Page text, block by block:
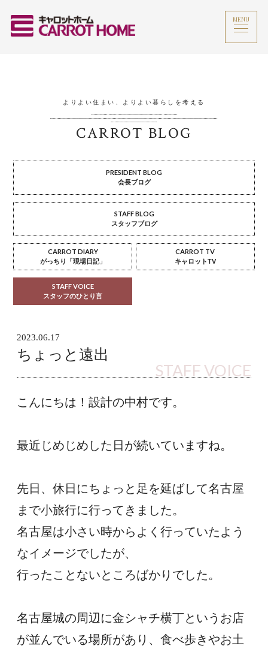
MENU
よりよい住まい、よりよい暮らしを考える
CARROT BLOG
PRESIDENT BLOG
会長ブログ
STAFF BLOG
スタッフブログ
CARROT DIARY
がっちり「現場日記」
CARROT TV
キャロットTV
STAFF VOICE
スタッフのひとり言
2023.06.17
ちょっと遠出
STAFF VOICE
こんにちは！設計の中村です。
最近じめじめした日が続いていますね。
先日、休日にちょっと足を延ばして名古屋
まで小旅行に行ってきました。
名古屋は小さい時からよく行っていたよう
なイメージでしたが、
行ったことないところばかりでした。
名古屋城の周辺に金シャチ横丁というお店
が並んでいる場所があり、食べ歩きやお土